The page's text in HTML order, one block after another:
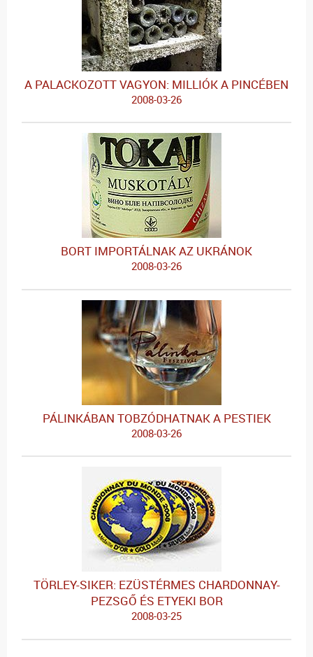
A PALACKOZOTT VAGYON: MILLIÓK A PINCÉBEN
2008-03-26
BORT IMPORTÁLNAK AZ UKRÁNOK
2008-03-26
PÁLINKÁBAN TOBZÓDHATNAK A PESTIEK
2008-03-26
TÖRLEY-SIKER: EZÜSTÉRMES CHARDONNAY-
PEZSGŐ ÉS ETYEKI BOR
2008-03-25